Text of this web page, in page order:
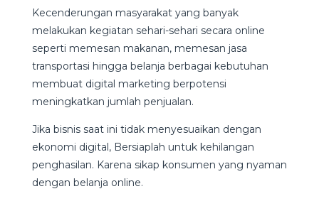
Kecenderungan masyarakat yang banyak
melakukan kegiatan sehari-sehari secara online
seperti memesan makanan, memesan jasa
transportasi hingga belanja berbagai kebutuhan
membuat digital marketing berpotensi
meningkatkan jumlah penjualan.
Jika bisnis saat ini tidak menyesuaikan dengan
ekonomi digital, Bersiaplah untuk kehilangan
penghasilan. Karena sikap konsumen yang nyaman
dengan belanja online.